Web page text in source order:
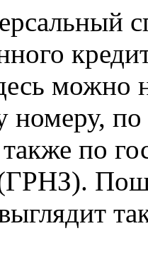
можно
номеру,
по